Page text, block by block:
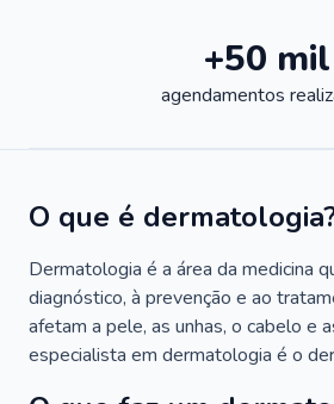
+50 mil
agendamentos
O que é
Dermatologia é a área da medicina
diagnóstico, à prevenção e ao
afetam a pele, as unhas, o cabelo e
especialista em dermatologia é o